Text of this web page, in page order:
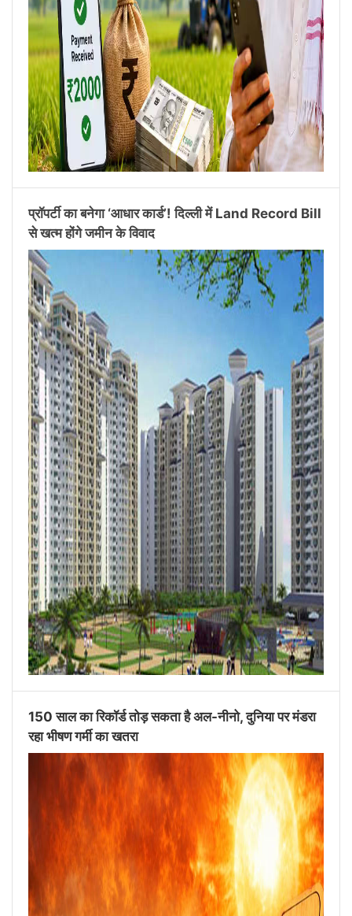
प्रॉपर्टी का बनेगा ‘आधार कार्ड’! दिल्ली में Land Record Bill
से खत्म होंगे जमीन के विवाद
150 साल का रिकॉर्ड तोड़ सकता है अल-नीनो, दुनिया पर मंडरा
रहा भीषण गर्मी का खतरा